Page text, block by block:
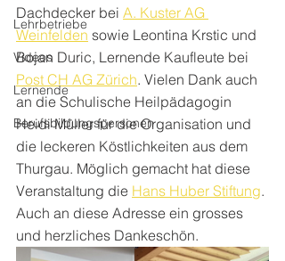
Lehrbetriebe
Videos
Lernende
Berufsbildungspersonen
Dachdecker bei A. Kuster AG
Weinfelden sowie Leontina Krstic und
Bojan Duric, Lernende Kaufleute bei
Post CH AG Zürich. Vielen Dank auch
an die Schulische Heilpädagogin
Heidi Müller für die Organisation und
die leckeren Köstlichkeiten aus dem
Thurgau. Möglich gemacht hat diese
Veranstaltung die Hans Huber Stiftung.
Auch an diese Adresse ein grosses
und herzliches Dankeschön.